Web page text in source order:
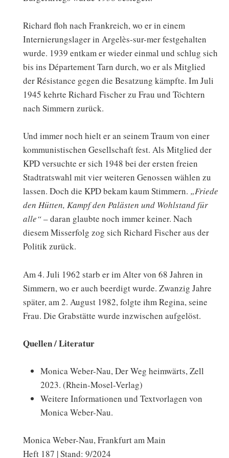
Richard floh nach Frankreich, wo er in einem
Internierungslager in Argelès-sur-mer festgehalten
wurde. 1939 entkam er wieder einmal und schlug sich
bis ins Département Tarn durch, wo er als Mitglied
der Résistance gegen die Besatzung kämpfte. Im Juli
1945 kehrte Richard Fischer zu Frau und Töchtern
nach Simmern zurück.
Und immer noch hielt er an seinem Traum von einer
kommunistischen Gesellschaft fest. Als Mitglied der
KPD versuchte er sich 1948 bei der ersten freien
Stadtratswahl mit vier weiteren Genossen wählen zu
lassen. Doch die KPD bekam kaum Stimmern. „Friede
den Hütten, Kampf den Palästen und Wohlstand für
alle“– daran glaubte noch immer keiner. Nach
diesem Misserfolg zog sich Richard Fischer aus der
Politik zurück.
Am 4. Juli 1962 starb er im Alter von 68 Jahren in
Simmern, wo er auch beerdigt wurde. Zwanzig Jahre
später, am 2. August 1982, folgte ihm Regina, seine
Frau. Die Grabstätte wurde inzwischen aufgelöst.
Quellen / Literatur
Monica Weber-Nau, Der Weg heimwärts, Zell
2023. (Rhein-Mosel-Verlag)
Weitere Informationen und Textvorlagen von
Monica Weber-Nau.
Monica Weber-Nau, Frankfurt am Main
Heft 187 | Stand: 9/2024